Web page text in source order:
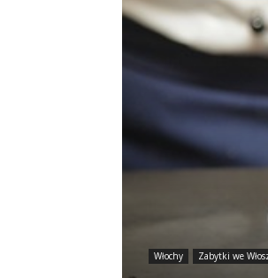
Włochy Zabytki we